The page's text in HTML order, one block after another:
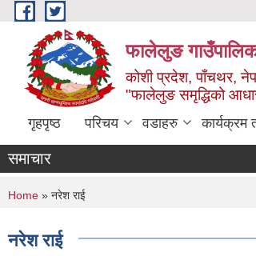
Skip to main content
फालेलुङ
कोशी प्रदेश, पाँचथर,
"फालेलुङ समृद्धिको
गृहपृष्ठ परिचय वडाहरु कार्यक्रम
समाचार
You are here
Home » नरेश राई
नरेश राई